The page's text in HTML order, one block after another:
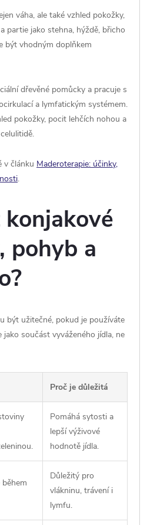
váha, ale také vzhled pokožky,
partie jako stehna, hýždě, břicho
být vhodným doplňkem
dřevěné pomůcky a pracuje s
a lymfatickým systémem.
pokožky, pocit lehčích nohou a
v článku Maderoterapie: účinky,
.
pohyb a
být užitečné, pokud je používáte
součást vyváženého jídla, ne
Proč je důležitá
Pomáhá sytosti a
lepší výživové
hodnotě jídla.
Důležitý pro
vlákninu, trávení i
lymfu.